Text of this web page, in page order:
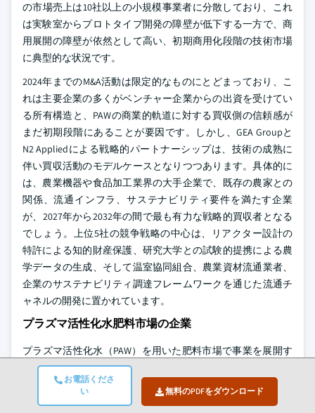
お電話くださ
い
無料のPDFをダウンロード
の市場売上は10社以上の小規模事業者に分散しており、これ
は実験室からプロトタイプ開発の障壁が低下する一方で、商
用展開の障壁が依然として高い、初期商用化段階の技術市場
に典型的な状況です。
2024年までのM&A活動は限定的なものにとどまっており、こ
れは主要企業の多くがベンチャー企業からの出資を受けてい
る所有構造と、PAWの商業的軌道に対する買収側の信頼感が
まだ初期段階にあることが要因です。しかし、GEA Groupと
N2 Appliedによる戦略的パートナーシップは、技術の成熟に
伴い買収活動のモデルケースとなりつつあります。具体的に
は、農業機器や食品加工業界の大手企業で、既存の農家との
関係、流通インフラ、サステナビリティ要件を満たす企業
が、2027年から2032年の間で最も有力な戦略的買収者となる
でしょう。上位5社の競争戦略の中心は、リアクター設計の
特許による知的財産保護、研究大学との試験的提携による農
学データの生成、そして温室協同組合、農業資材流通業者、
企業のサステナビリティ調達フレームワークを通じた流通チ
ャネルの開発に置かれています。
プラズマ活性化水肥料市場の企業
プラズマ活性化水（PAW）を用いた肥料市場で事業を展開す
る主要企業は以下の通りです。
プラズマ活性化水（PAW）を用いた肥料市場で主要なプレー
ヤーとなっているのは、VitalFluid、N2 Applied、Plasma